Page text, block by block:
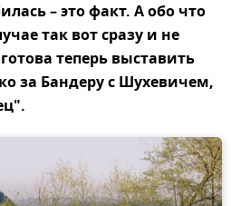
– это факт. А обо что
так вот сразу и не
теперь выставить
за Бандеру с Шухевичем,